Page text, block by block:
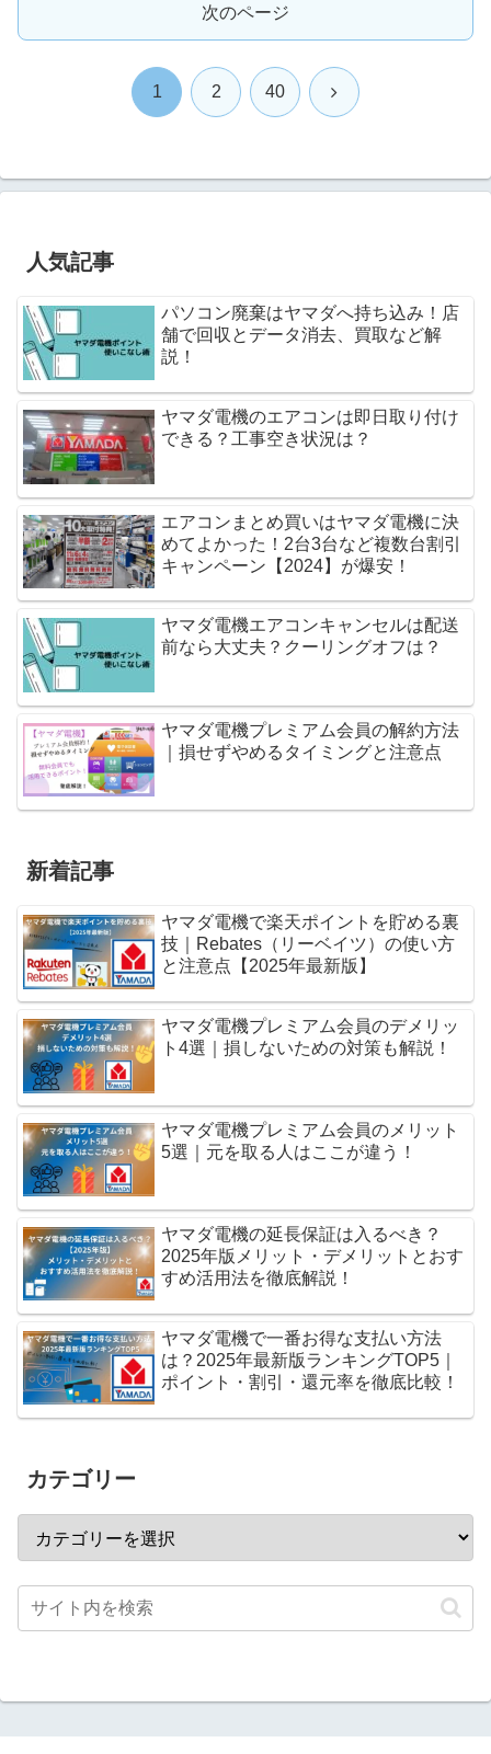
次のページ
1 2 40 次
人気記事
パソコン廃棄はヤマダへ持ち込み！店
舗で回収とデータ消去、買取など解
説！
ヤマダ電機のエアコンは即日取り付け
できる？工事空き状況は？
エアコンまとめ買いはヤマダ電機に決
めてよかった！2台3台など複数台割引
キャンペーン【2024】が爆安！
ヤマダ電機エアコンキャンセルは配送
前なら大丈夫？クーリングオフは？
ヤマダ電機プレミアム会員の解約方法
｜損せずやめるタイミングと注意点
新着記事
ヤマダ電機で楽天ポイントを貯める裏
技｜Rebates（リーベイツ）の使い方
と注意点【2025年最新版】
ヤマダ電機プレミアム会員のデメリッ
ト4選｜損しないための対策も解説！
ヤマダ電機プレミアム会員のメリット
5選｜元を取る人はここが違う！
ヤマダ電機の延長保証は入るべき？
2025年版メリット・デメリットとおす
すめ活用法を徹底解説！
ヤマダ電機で一番お得な支払い方法
は？2025年最新版ランキングTOP5｜
ポイント・割引・還元率を徹底比較！
カテゴリー